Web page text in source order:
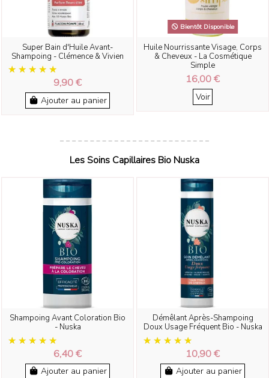
Super Bain d'Huile Avant-
Shampoing - Clémence & Vivien
9,90 €
Ajouter au panier
Bientôt Disponible
Huile Nourrissante Visage, Corps
& Cheveux - La Cosmétique
Simple
16,00 €
Voir
Les Soins Capillaires Bio Nuska
Shampoing Avant Coloration Bio
- Nuska
6,40 €
Ajouter au panier
Démêlant Après-Shampoing
Doux Usage Fréquent Bio - Nuska
10,90 €
Ajouter au panier